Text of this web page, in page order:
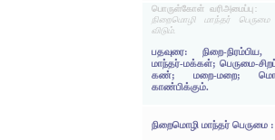
பொருள்கோள் வரிஅமைப்பு:
நிறைமொழி மாந்தர் பெருமை
விடும்.
பதவுரை: நிறை-
மாந்தர்-மக்கள்; பெருமை-
கண்; மறை-மறை;
காண்பிக்கும்.
நிறைமொழி மாந்தர் பெருமை :